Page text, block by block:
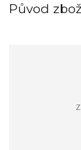
Původ